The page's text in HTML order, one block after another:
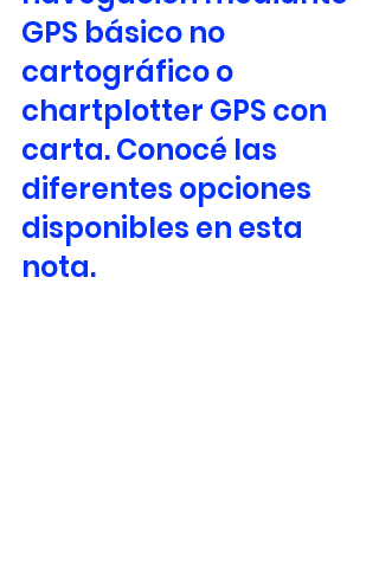
GPS básico no
cartográfico o
chartplotter GPS con
carta. Conocé las
diferentes opciones
disponibles en esta
nota.